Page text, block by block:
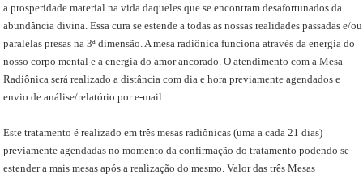
a prosperidade material na vida daqueles que se encontram desafortunados da
abundância divina. Essa cura se estende a todas as nossas realidades passadas e/ou
paralelas presas na 3ª dimensão. A mesa radiônica funciona através da energia do
nosso corpo mental e a energia do amor ancorado. O atendimento com a Mesa
Radiônica será realizado a distância com dia e hora previamente agendados e
envio de análise/relatório por e-mail.
Este tratamento é realizado em três mesas radiônicas (uma a cada 21 dias)
previamente agendadas no momento da confirmação do tratamento podendo se
estender a mais mesas após a realização do mesmo. Valor das três Mesas